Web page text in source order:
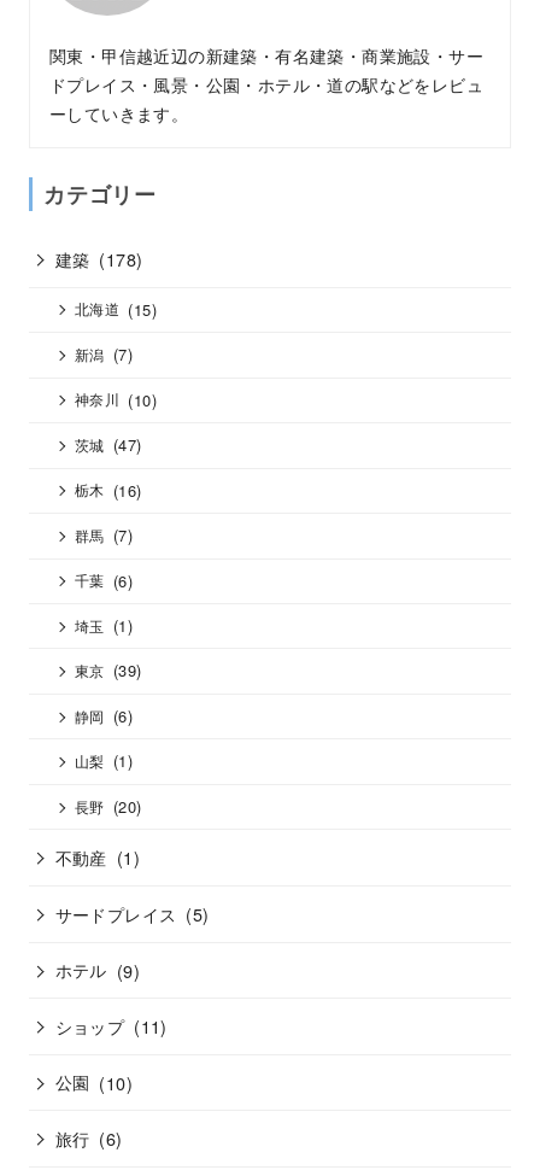
関東・甲信越近辺の新建築・有名建築・商業施設・サー
ドプレイス・風景・公園・ホテル・道の駅などをレビュ
ーしていきます。
カテゴリー
建築 (178)
北海道 (15)
新潟 (7)
神奈川 (10)
茨城 (47)
栃木 (16)
群馬 (7)
千葉 (6)
埼玉 (1)
東京 (39)
静岡 (6)
山梨 (1)
長野 (20)
不動産 (1)
サードプレイス (5)
ホテル (9)
ショップ (11)
公園 (10)
旅行 (6)